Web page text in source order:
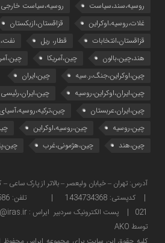
روسیه،سند،سیاست
روسیه،سیاست خارجی
غلات،روسیه،اوکراین
قزاقستان،ازبکستان
قزاقستان،انتخابات
قطار، ریل
هند،چین،بالون
چین،آمریکا
چین،اوکراین،جنگ،ر.سیه
چین،ایران
چین،ایران،اوکراین،روسیه
چین،ایران،رئیسی
چین،ایران،عربستان
چین،روسیه
چین،روسیه،اوکراین
چین،هند
چین،هژمونی،غرب
021 | پست الکترونیک سردبیر ایراس : sardabir@iras.ir |
توسط AKO